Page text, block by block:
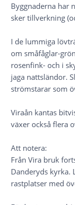
Byggnaderna har
sker tillverkning
I de lummiga
om småfåglar-
rosenfink- och i
jaga nattsländor.
strömstarar som
Viraån kantas
växer också flera
Att notera:
Från Vira bruk
Danderyds kyrka.
rastplatser med